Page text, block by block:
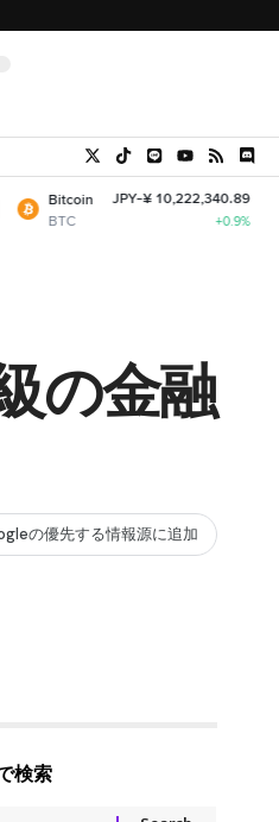
JPY-¥ 10,222,340.89
ETH
の金融
の優先する情報源に追加
検索